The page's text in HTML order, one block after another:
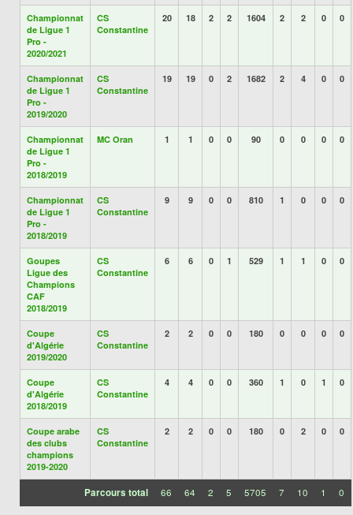
Championnat
de Ligue 1
Pro -
2020/2021
CS
Constantine
20 18 2 2 1604 2 2 0 0
Championnat
de Ligue 1
Pro -
2019/2020
CS
Constantine
19 19 0 2 1682 2 4 0 0
Championnat
de Ligue 1
Pro -
2018/2019
MC Oran 1 1 0 0 90 0 0 0 0
Championnat
de Ligue 1
Pro -
2018/2019
CS
Constantine
9 9 0 0 810 1 0 0 0
Goupes
Ligue des
Champions
CAF
2018/2019
CS
Constantine
6 6 0 1 529 1 1 0 0
Coupe
d'Algérie
2019/2020
CS
Constantine
2 2 0 0 180 0 0 0 0
Coupe
d'Algérie
2018/2019
CS
Constantine
4 4 0 0 360 1 0 1 0
Coupe arabe
des clubs
champions
2019-2020
CS
Constantine
2 2 0 0 180 0 2 0 0
Parcours total 66 64 2 5 5705 7 10 1 0